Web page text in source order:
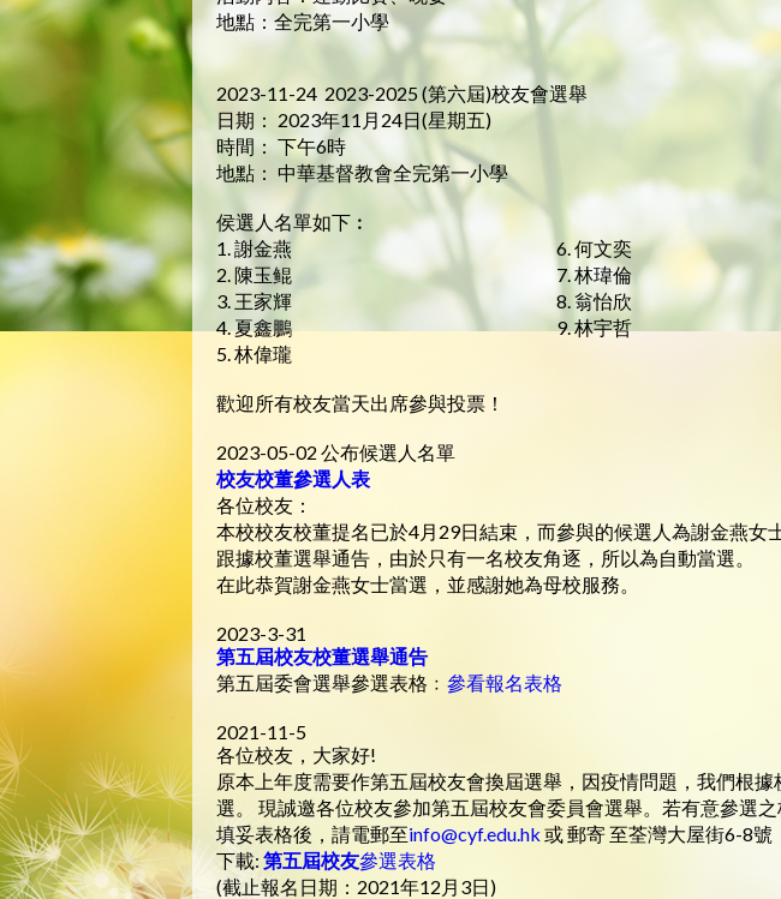
地點：全完第一小學
2023-11-24 2023-2025 (第六屆)校友會選舉
日期： 2023年11月24日(星期五)
時間： 下午6時
地點： 中華基督教會全完第一小學
侯選人名單如下︰
1. 謝金燕
6. 何文奕
2. 陳玉鲲
7. 林瑋倫
3. 王家輝
8. 翁怡欣
4. 夏鑫鵬
9. 林宇哲
5. 林偉瓏
歡迎所有校友當天出席參與投票！
2023-05-02 公布候選人名單
校友校董參選人表
各位校友：
本校校友校董提名已於4月29日結束，而參與的候選人為謝金燕女
跟據校董選舉通告，由於只有一名校友角逐，所以為自動當選。
在此恭賀謝金燕女士當選，並感謝她為母校服務。
2023-3-31
第五屆校友校董選舉通告
第五屆委會選舉參選表格﹕ 參看報名表格
2021-11-5
各位校友，大家好!
原本上年度需要作第五屆校友會換屆選舉，因疫情問題，我們根
選。 現誠邀各位校友參加第五屆校友會委員會選舉。若有意參選
填妥表格後，請電郵至info@cyf.edu.hk 或 郵寄 至荃灣大屋街6-8號
下載: 第五屆校友參選表格
(截止報名日期：2021年12月3日)